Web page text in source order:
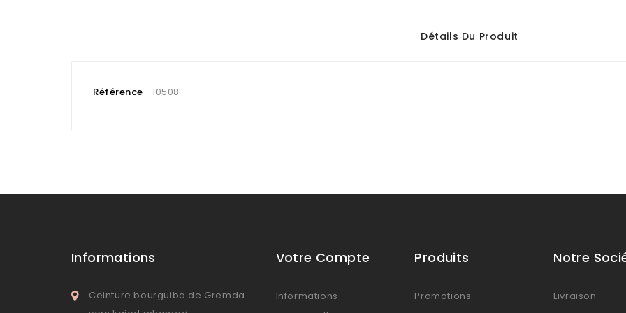
Détails Du Produit
Référence 10508
Informations
Ceinture bourguiba de Gremda
Votre Compte
Informations
Produits
Promotions
Notre
Livraison